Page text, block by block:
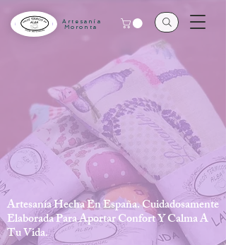
Artesanía
Moronta
Artesanía Hecha En España. Cuidadosamente
Elaborada Para Aportar Confort Y Calma A
Tu Vida.